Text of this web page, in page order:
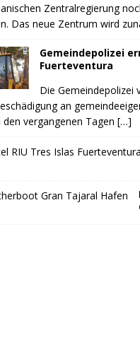
Zentralregierung
Das neue Zentrum wird
Gemeindepolizei
Fuerteventura
Die Gemeindepolizei
an
den vergangenen Tagen […]